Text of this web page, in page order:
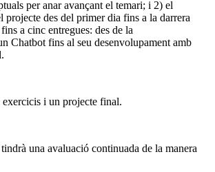
per anar avançant el temari; i 2) el
projecte des del primer dia fins a la darrera
a cinc entregues: des de la
Chatbot fins al seu desenvolupament amb
i un projecte final.
una avaluació continuada de la manera